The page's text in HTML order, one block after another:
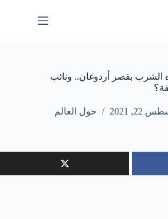
الشرب بقصر أردوغان.. ونائب
22, 2021 حول العالم